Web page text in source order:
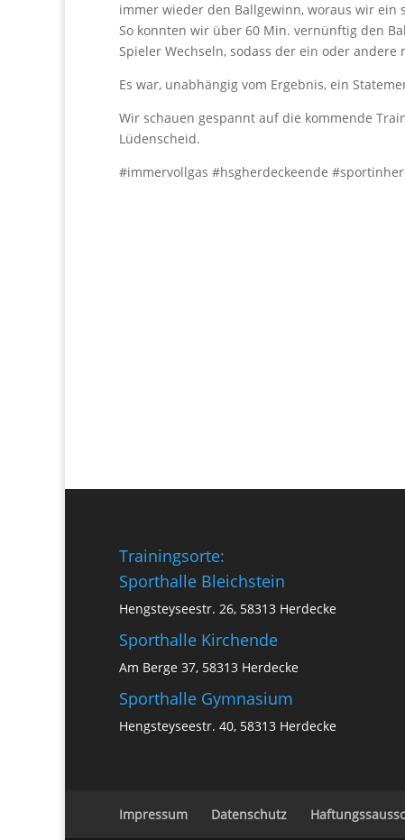
immer wieder den Ballgewinn, woraus wir ein
So konnten wir über 60 Min. vernünftig den
Spieler Wechseln, sodass der ein oder
Es war, unabhängig vom Ergebnis, ein
Wir schauen gespannt auf die kommende
Lüdenscheid.
#immervollgas #hsgherdeckeende
Trainingsorte:
Sporthalle Bleichstein
Hengsteyseestr. 26, 58313 Herdecke
Sporthalle Kirchende
Am Berge 37, 58313 Herdecke
Sporthalle Gymnasium
Hengsteyseestr. 40, 58313 Herdecke
Impressum Datenschutz